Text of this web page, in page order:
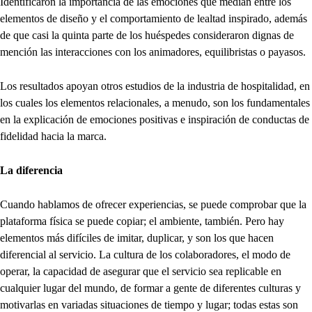
elementos de diseño y el comportamiento de lealtad inspirado, además
de que casi la quinta parte de los huéspedes consideraron dignas de
mención las interacciones con los animadores, equilibristas o payasos.
Los resultados apoyan otros estudios de la industria de hospitalidad, en
los cuales los elementos relacionales, a menudo, son los fundamentales
en la explicación de emociones positivas e inspiración de conductas de
fidelidad hacia la marca.
La diferencia
Cuando hablamos de ofrecer experiencias, se puede comprobar que la
plataforma física se puede copiar; el ambiente, también. Pero hay
elementos más difíciles de imitar, duplicar, y son los que hacen
diferencial al servicio. La cultura de los colaboradores, el modo de
operar, la capacidad de asegurar que el servicio sea replicable en
cualquier lugar del mundo, de formar a gente de diferentes culturas y
motivarlas en variadas situaciones de tiempo y lugar; todas estas son